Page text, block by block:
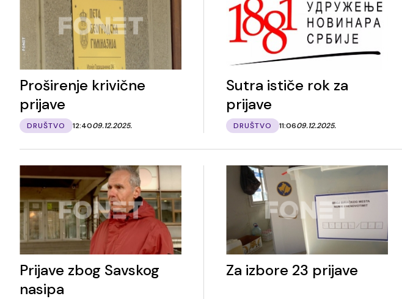
Proširenje krivične
prijave
DRUŠTVO 12:4009.12.2025.
Sutra ističe rok za
prijave
DRUŠTVO 11:0609.12.2025.
Prijave zbog Savskog
nasipa
Za izbore 23 prijave